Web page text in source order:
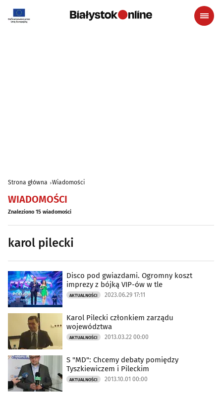
Strona główna Wiadomości
WIADOMOŚCI
Znaleziono 15 wiadomości
karol pilecki
Disco pod gwiazdami. Ogromny koszt
imprezy z bójką VIP-ów w tle
AKTUALNOŚCI 2023.06.29 17:11
Karol Pilecki członkiem zarządu
województwa
AKTUALNOŚCI 2013.03.22 00:00
S "MD": Chcemy debaty pomiędzy
Tyszkiewiczem i Pileckim
AKTUALNOŚCI 2013.10.01 00:00